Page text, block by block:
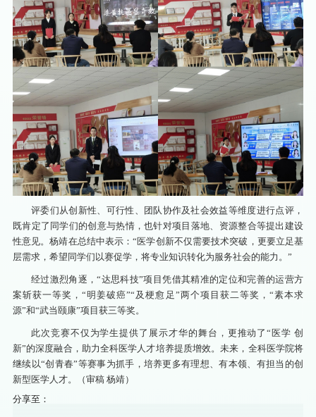
评委们从创新性、可行性、团队协作及社会效益等维度进行点评，
既肯定了同学们的创意与热情，也针对项目落地、资源整合等提出建设
性意见。杨靖在总结中表示：“医学创新不仅需要技术突破，更要立足基
层需求，希望同学们以赛促学，将专业知识转化为服务社会的能力。”
经过激烈角逐，“达思科技”项目凭借其精准的定位和完善的运营方
案斩获一等奖，“明姜破癌”“及梗愈足”两个项目获二等奖，“素本求
源”和“武当颐康”项目获三等奖。
此次竞赛不仅为学生提供了展示才华的舞台，更推动了“医学 创
新”的深度融合，助力全科医学人才培养提质增效。未来，全科医学院将
继续以“创青春”等赛事为抓手，培养更多有理想、有本领、有担当的创
新型医学人才。（审稿 杨靖）
分享至：